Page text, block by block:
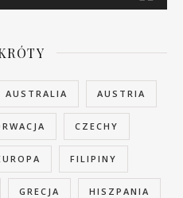
AUSTRALIA AUSTRIA
CZECHY
FILIPINY
GRECJA HISZPANIA